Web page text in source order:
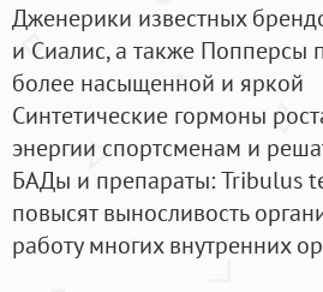
Дженерики известных
и Сиалис, а также Попперсы
более насыщенной и яркой
Синтетические гормоны
энергии спортсменам и
БАДы и препараты:Tribulus
повысят выносливость
работу многих внутренних